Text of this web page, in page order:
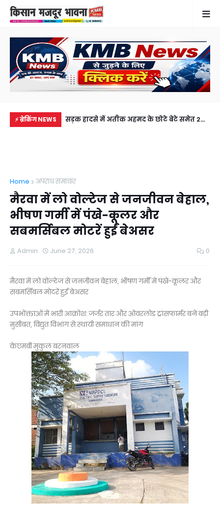
⚡ ब्रेकिंग NEWS
में से नहीं पहुंची एक
सड़क हादसे में अतीक अहमद के छोटे बेटे समेत 2
Home अपराध समाचार
मैरवा में लो वोल्टेज से जनजीवन बेहाल,
भीषण गर्मी में पंखे-कूलर और
सबमर्सिबल मोटरें हुईं बेअसर
Admin June 27, 2026 0
मैरवा में लो वोल्टेज से जनजीवन बेहाल, भीषण गर्मी में पंखे-कूलर और
सबमर्सिबल मोटरें हुईं बेअसर
उपभोक्ताओं में भारी आक्रोश: जर्जर तार और ओवरलोड ट्रांसफार्मर बने बड़ी
मुसीबत, विद्युत विभाग से स्थायी समाधान की मांग
केएमबी मुकुल बरनवाल